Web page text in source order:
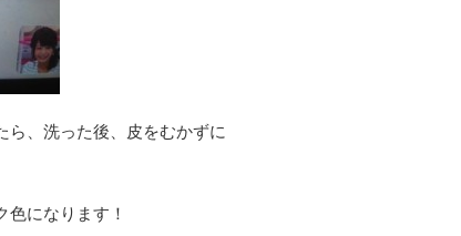
ら、洗った後、皮をむかずに
になります！